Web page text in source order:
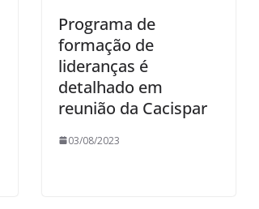
Programa de
formação de
lideranças é
detalhado em
reunião da Cacispar
03/08/2023